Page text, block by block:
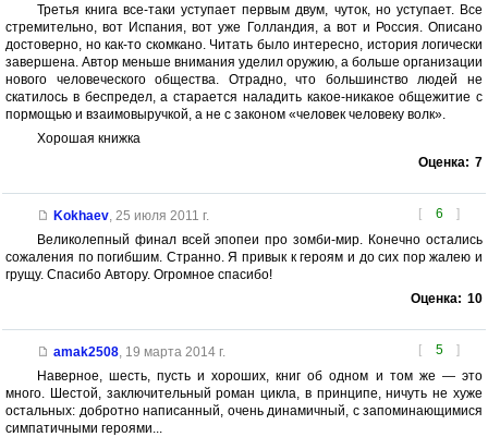
Третья книга все-таки уступает первым двум, чуток, но уступает. Все
стремительно, вот Испания, вот уже Голландия, а вот и Россия. Описано
достоверно, но как-то скомкано. Читать было интересно, история логически
завершена. Автор меньше внимания уделил оружию, а больше организации
нового человеческого общества. Отрадно, что большинство людей не
скатилось в беспредел, а старается наладить какое-никакое общежитие с
пормощью и взаимовыручкой, а не с законом «человек человеку волк».
Хорошая книжка
Оценка: 7
[ 6 ]
Kokhaev, 25 июля 2011 г.
Великолепный финал всей эпопеи про зомби-мир. Конечно остались
сожаления по погибшим. Странно. Я привык к героям и до сих пор жалею и
грущу. Спасибо Автору. Огромное спасибо!
Оценка: 10
[ 5 ]
amak2508, 19 марта 2014 г.
Наверное, шесть, пусть и хороших, книг об одном и том же — это
много. Шестой, заключительный роман цикла, в принципе, ничуть не хуже
остальных: добротно написанный, очень динамичный, с запоминающимися
симпатичными героями...